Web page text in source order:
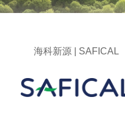
海科新源 | SAFICAL